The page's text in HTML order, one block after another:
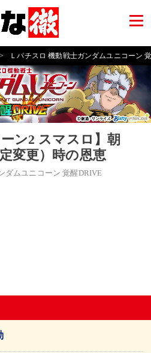
> Ｌパチスロ 機動戦士ガンダムユニコーン
ン2 スマスロ】朝
変更）時の恩恵
ダムユニコーン 覚醒DRIVE